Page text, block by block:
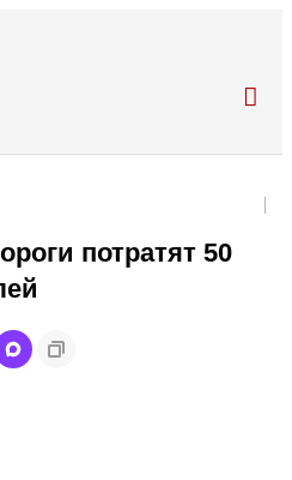
потратят 50